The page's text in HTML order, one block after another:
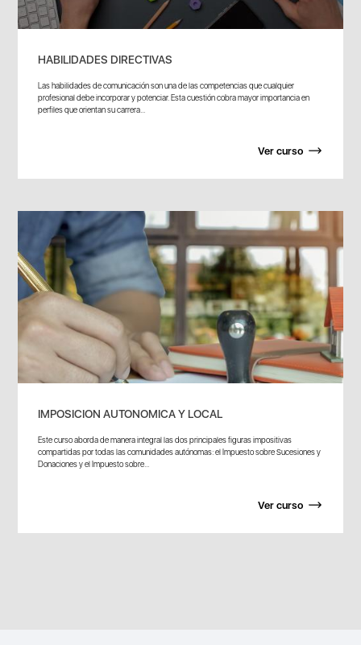
HABILIDADES DIRECTIVAS
Las habilidades de comunicación son una de las competencias que cualquier
profesional debe incorporar y potenciar. Esta cuestión cobra mayor importancia en
perfiles que orientan su carrera...
Ver curso
IMPOSICION AUTONOMICA Y LOCAL
Este curso aborda de manera integral las dos principales figuras impositivas
compartidas por todas las comunidades autónomas: el Impuesto sobre Sucesiones y
Donaciones y el Impuesto sobre...
Ver curso